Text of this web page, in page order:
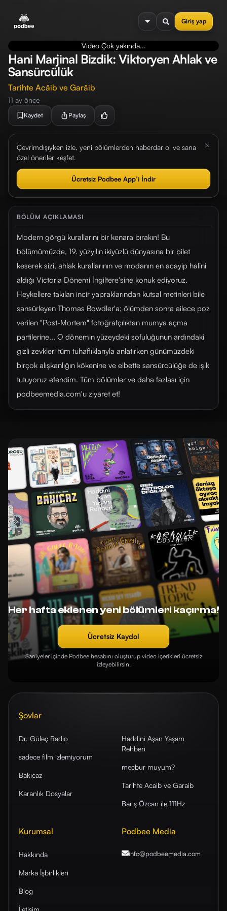
Giriş yap
menu
Video Çok yakında...
Hani Marjinal Bizdik: Viktoryen Ahlak ve
Sansürcülük
Tarihte Acâib ve Garâib
11 ay önce
Kaydet Paylaş
Çevrimdışıyken izle, yeni bölümlerden haberdar ol ve sana
özel öneriler keşfet.
Ücretsiz Podbee App’i İndir
BÖLÜM AÇIKLAMASI
Modern görgü kurallarını bir kenara bırakın! Bu
bölümümüzde, 19. yüzyılın ikiyüzlü dünyasına bir bilet
keserek sizi, ahlak kurallarının ve modanın en acayip halini
aldığı Victoria Dönemi İngiltere'sine konuk ediyoruz.
Heykellere takılan incir yapraklarından kutsal metinleri bile
sansürleyen Thomas Bowdler'a; ölümden sonra ailece poz
verilen "Post-Mortem" fotoğrafçılıktan mumya açma
partilerine... O dönemin yüzeydeki sofuluğunun ardındaki
gizli zevkleri tüm tuhaflıklarıyla anlatırken günümüzdeki
birçok alışkanlığın kökenine ve elbette sansürcülüğe de ışık
tutuyoruz efendim. Tüm bölümler ve daha fazlası için
⁠⁠⁠⁠podbeemedia.com⁠⁠⁠⁠'u ziyaret et!
Her hafta eklenen yeni bölümleri kaçırma!
Ücretsiz Kaydol
Saniyeler içinde Podbee hesabını oluşturup video içerikleri ücretsiz
izleyebilirsin.
Şovlar
Dr. Güleç Radio
sadece film izlemiyorum
Bakıcaz
Karanlık Dosyalar
Haddini Aşan Yaşam
Rehberi
mecbur muyum?
Tarihte Acaib ve Garaib
Barış Özcan ile 111Hz
Kurumsal
Hakkında
Marka İşbirlikleri
Blog
İletişim
Podbee Media
info@podbeemedia.com